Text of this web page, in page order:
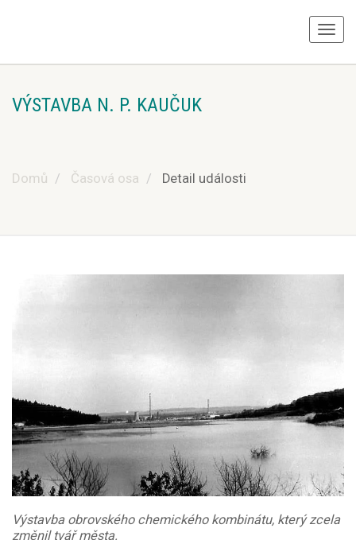
VÝSTAVBA N. P. KAUČUK
Domů Časová osa Detail události
Výstavba obrovského chemického kombinátu, který zcela
změnil tvář města.